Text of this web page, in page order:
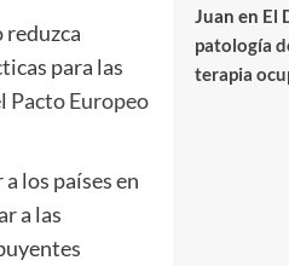
reduzca
para las
Pacto Europeo
los países en
a las
Juan en El
patología
terapia